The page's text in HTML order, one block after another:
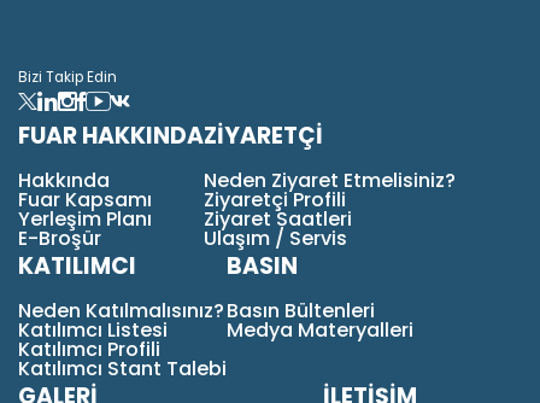
Bizi Takip Edin
FUAR HAKKINDA
Hakkında
Fuar Kapsamı
Yerleşim Planı
E-Broşür
ZİYARETÇİ
Neden Ziyaret Etmelisiniz?
Ziyaretçi Profili
Ziyaret Saatleri
Ulaşım / Servis
KATILIMCI
Neden Katılmalısınız?
Katılımcı Listesi
Katılımcı Profili
Katılımcı Stant Talebi
BASIN
Basın Bültenleri
Medya Materyalleri
GALERİ İLETİŞİM